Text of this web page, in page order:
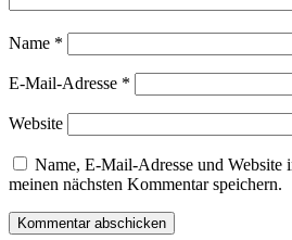
Name *
E-Mail-Adresse *
Website
Name, E-Mail-Adresse und Website
meinen nächsten Kommentar speichern.